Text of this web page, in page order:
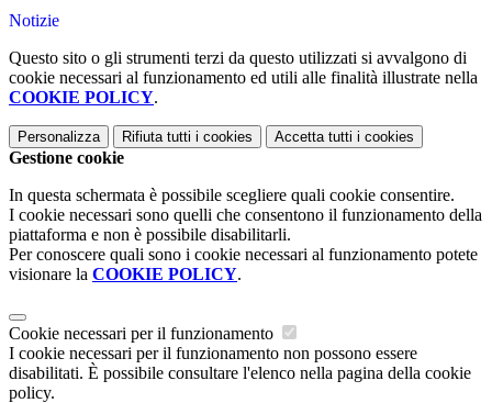
Notizie
Questo sito o gli strumenti terzi da questo utilizzati si avvalgono di
cookie necessari al funzionamento ed utili alle finalità illustrate nella
COOKIE POLICY.
Personalizza Rifiuta tutti i cookies Accetta tutti i cookies
Gestione cookie
In questa schermata è possibile scegliere quali cookie consentire.
I cookie necessari sono quelli che consentono il funzionamento della
piattaforma e non è possibile disabilitarli.
Per conoscere quali sono i cookie necessari al funzionamento potete
visionare la COOKIE POLICY.
Cookie necessari per il funzionamento
I cookie necessari per il funzionamento non possono essere
disabilitati. È possibile consultare l'elenco nella pagina della cookie
policy.